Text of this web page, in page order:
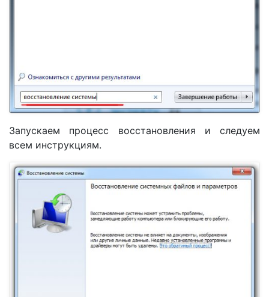
Запускаем процесс восстановления и следуем
всем инструкциям.